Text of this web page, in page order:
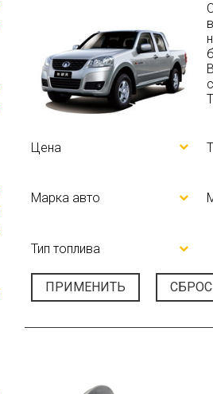
Цена
Марка авто
Тип топлива
ПРИМЕНИТЬ